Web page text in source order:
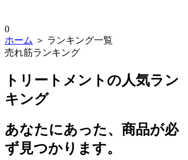
0
ホーム ＞ ランキング一覧
売れ筋ランキング
トリートメントの人気ラン
キング
あなたにあった、商品が必
ず見つかります。